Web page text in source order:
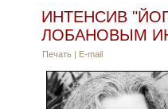
ИНТЕНСИВ
ЛОБАНОВЫМ
Печать | E-mail